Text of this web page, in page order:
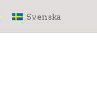
Svenska